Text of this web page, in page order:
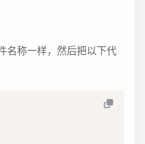
名称一样，然后把以下代